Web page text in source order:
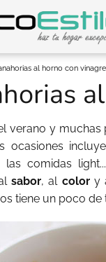
al horno con
verano y
ocasiones
las comidas
sabor, al color y
tiene un poco de